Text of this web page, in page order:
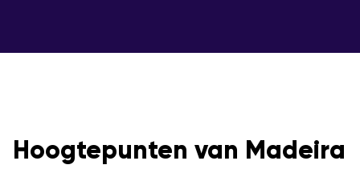
Hoogtepunten van Madeira